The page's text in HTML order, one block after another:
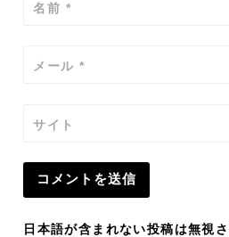
名前 *
メール *
サイト
日本語が含まれない投稿は無視